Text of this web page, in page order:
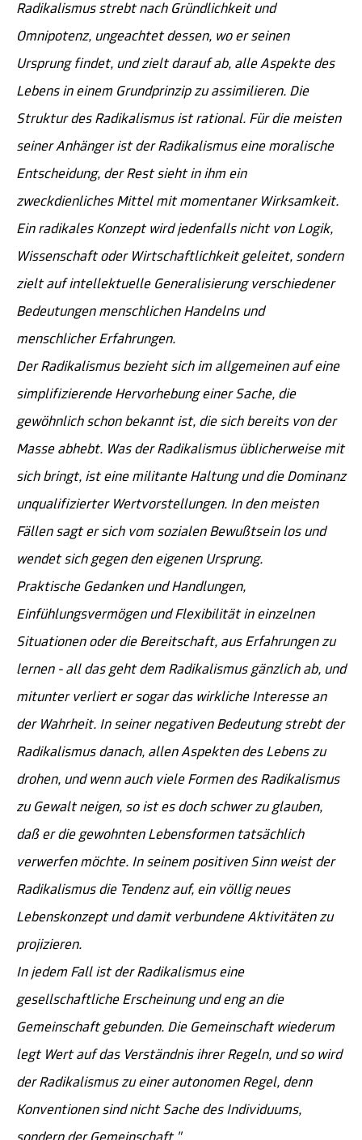
Radikalismus strebt nach Gründlichkeit und
Omnipotenz, ungeachtet dessen, wo er seinen
Ursprung findet, und zielt darauf ab, alle Aspekte des
Lebens in einem Grundprinzip zu assimilieren. Die
Struktur des Radikalismus ist rational. Für die meisten
seiner Anhänger ist der Radikalismus eine moralische
Entscheidung, der Rest sieht in ihm ein
zweckdienliches Mittel mit momentaner Wirksamkeit.
Ein radikales Konzept wird jedenfalls nicht von Logik,
Wissenschaft oder Wirtschaftlichkeit geleitet, sondern
zielt auf intellektuelle Generalisierung verschiedener
Bedeutungen menschlichen Handelns und
menschlicher Erfahrungen.
Der Radikalismus bezieht sich im allgemeinen auf eine
simplifizierende Hervorhebung einer Sache, die
gewöhnlich schon bekannt ist, die sich bereits von der
Masse abhebt. Was der Radikalismus üblicherweise mit
sich bringt, ist eine militante Haltung und die Dominanz
unqualifizierter Wertvorstellungen. In den meisten
Fällen sagt er sich vom sozialen Bewußtsein los und
wendet sich gegen den eigenen Ursprung.
Praktische Gedanken und Handlungen,
Einfühlungsvermögen und Flexibilität in einzelnen
Situationen oder die Bereitschaft, aus Erfahrungen zu
lernen - all das geht dem Radikalismus gänzlich ab, und
mitunter verliert er sogar das wirkliche Interesse an
der Wahrheit. In seiner negativen Bedeutung strebt der
Radikalismus danach, allen Aspekten des Lebens zu
drohen, und wenn auch viele Formen des Radikalismus
zu Gewalt neigen, so ist es doch schwer zu glauben,
daß er die gewohnten Lebensformen tatsächlich
verwerfen möchte. In seinem positiven Sinn weist der
Radikalismus die Tendenz auf, ein völlig neues
Lebenskonzept und damit verbundene Aktivitäten zu
projizieren.
In jedem Fall ist der Radikalismus eine
gesellschaftliche Erscheinung und eng an die
Gemeinschaft gebunden. Die Gemeinschaft wiederum
legt Wert auf das Verständnis ihrer Regeln, und so wird
der Radikalismus zu einer autonomen Regel, denn
Konventionen sind nicht Sache des Individuums,